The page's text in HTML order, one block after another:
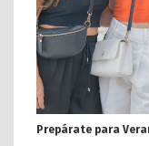
Prepárate para